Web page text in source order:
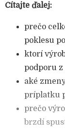
Čítajte ďalej:
prečo
poklesu
ktorí
podporu z
aké
príplatku
prečo
brzdí